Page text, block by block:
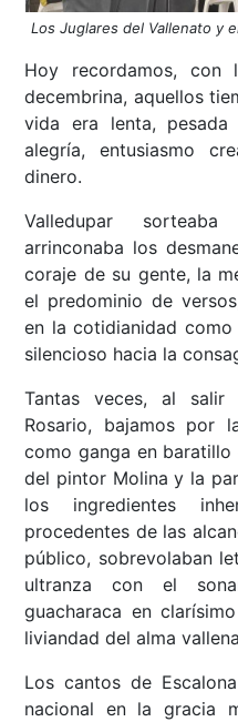
Los Juglares del Vallenato y
Hoy recordamos, con
decembrina, aquellos
vida era lenta,
alegría, entusiasmo
dinero.
Valledupar
arrinconaba los
coraje de su gente, la
el predominio de
en la cotidianidad
silencioso hacia la
Tantas veces, al salir
Rosario, bajamos por
como ganga en
del pintor Molina y la
los ingredientes
procedentes de las
público, sobrevolaban
ultranza con el
guacharaca en
liviandad del alma
Los cantos de
nacional en la gracia